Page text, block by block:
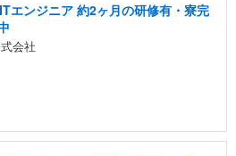
エンジニア 約2ヶ月の研修有・寮完
会社